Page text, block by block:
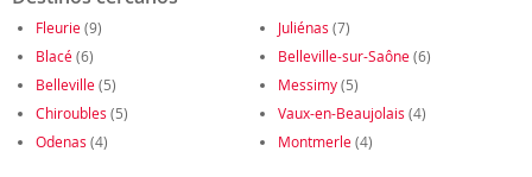
Fleurie(9) Juliénas (7)
Blacé(6) Belleville-sur-Saône(6)
Belleville(5) Messimy(5)
Chiroubles (5) Vaux-en-Beaujolais (4)
Odenas (4) Montmerle(4)